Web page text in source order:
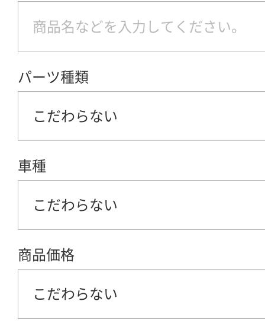
パーツ種類
こだわらない
車種
こだわらない
商品価格
こだわらない